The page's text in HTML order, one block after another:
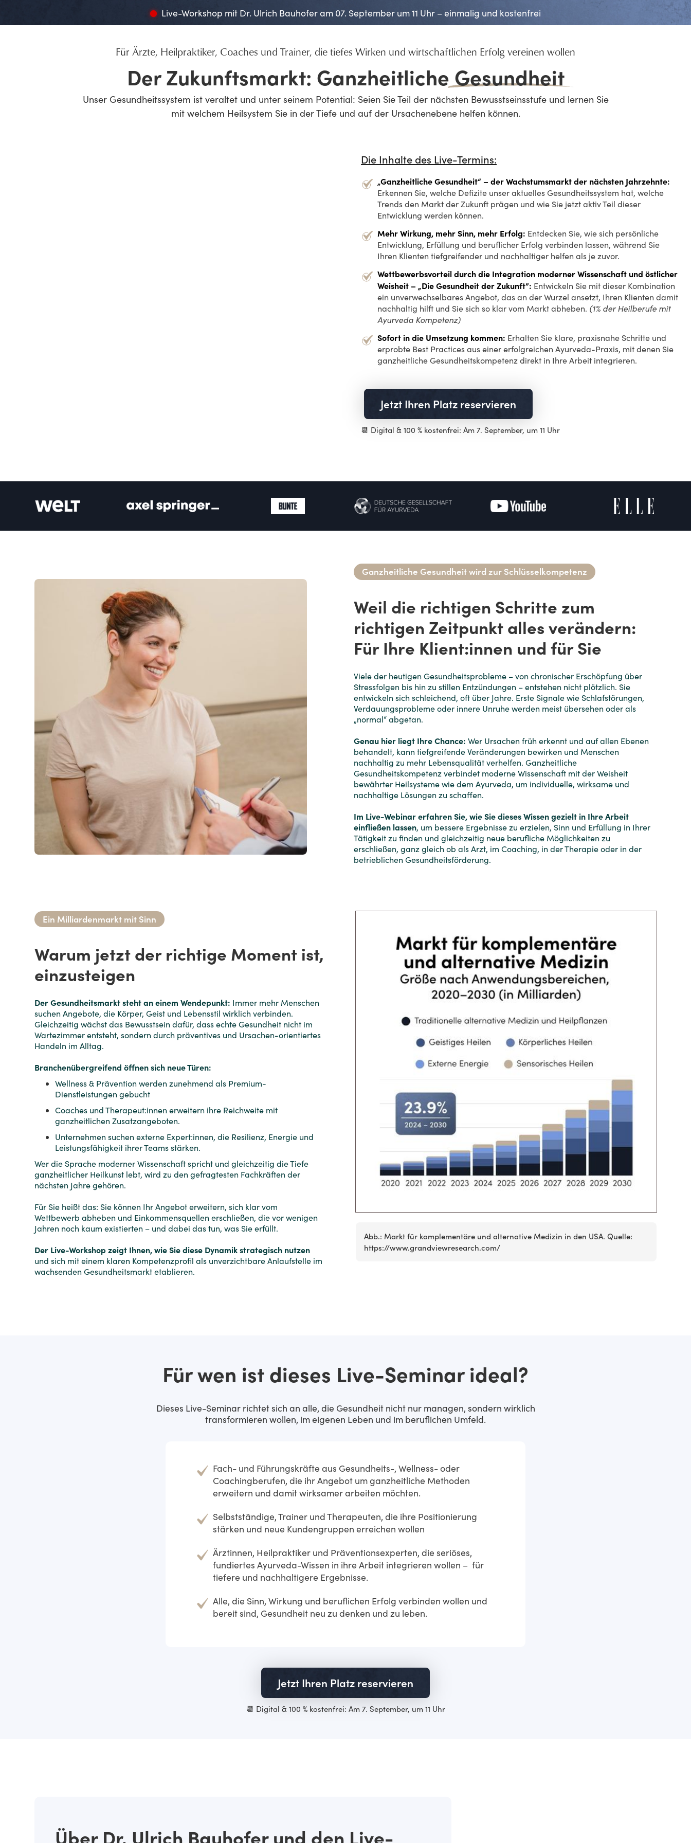
Live-Workshop mit Dr. Ulrich Bauhofer am 07. September um 11 Uhr – einmalig und kostenfrei
Für Ärzte, Heilpraktiker, Coaches und Trainer, die tiefes Wirken und wirtschaftlichen Erfolg vereinen wollen
Der Zukunftsmarkt: Ganzheitliche Gesundheit
Unser Gesundheitssystem ist veraltet und unter seinem Potential: Seien Sie Teil der nächsten Bewusstseinsstufe und lernen Sie
mit welchem Heilsystem Sie in der Tiefe und auf der Ursachenebene helfen können.
Die Inhalte des Live-Termins:
„Ganzheitliche Gesundheit“ – der Wachstumsmarkt der nächsten Jahrzehnte:
Erkennen Sie, welche Defizite unser aktuelles Gesundheitssystem hat, welche
Trends den Markt der Zukunft prägen und wie Sie jetzt aktiv Teil dieser
Entwicklung werden können.
Mehr Wirkung, mehr Sinn, mehr Erfolg: Entdecken Sie, wie sich persönliche
Entwicklung, Erfüllung und beruflicher Erfolg verbinden lassen, während Sie
Ihren Klienten tiefgreifender und nachhaltiger helfen als je zuvor.
Wettbewerbsvorteil durch die Integration moderner Wissenschaft und östlicher
Weisheit – „Die Gesundheit der Zukunft”: Entwickeln Sie mit dieser Kombination
ein unverwechselbares Angebot, das an der Wurzel ansetzt, Ihren Klienten damit
nachhaltig hilft und Sie sich so klar vom Markt abheben. (1% der Heilberufe mit
Ayurveda Kompetenz)
Sofort in die Umsetzung kommen: Erhalten Sie klare, praxisnahe Schritte und
erprobte Best Practices aus einer erfolgreichen Ayurveda-Praxis, mit denen Sie
ganzheitliche Gesundheitskompetenz direkt in Ihre Arbeit integrieren.
Jetzt Ihren Platz reservieren
📆 Digital & 100 % kostenfrei: Am 7. September, um 11 Uhr
Ganzheitliche Gesundheit wird zur Schlüsselkompetenz
Weil die richtigen Schritte zum
richtigen Zeitpunkt alles verändern:
Für Ihre Klient:innen und für Sie
Viele der heutigen Gesundheitsprobleme – von chronischer Erschöpfung über
Stressfolgen bis hin zu stillen Entzündungen – entstehen nicht plötzlich. Sie
entwickeln sich schleichend, oft über Jahre. Erste Signale wie Schlafstörungen,
Verdauungsprobleme oder innere Unruhe werden meist übersehen oder als
„normal“ abgetan.
Genau hier liegt Ihre Chance: Wer Ursachen früh erkennt und auf allen Ebenen
behandelt, kann tiefgreifende Veränderungen bewirken und Menschen
nachhaltig zu mehr Lebensqualität verhelfen. Ganzheitliche
Gesundheitskompetenz verbindet moderne Wissenschaft mit der Weisheit
bewährter Heilsysteme wie dem Ayurveda, um individuelle, wirksame und
nachhaltige Lösungen zu schaffen.
Im Live-Webinar erfahren Sie, wie Sie dieses Wissen gezielt in Ihre Arbeit
einfließen lassen, um bessere Ergebnisse zu erzielen, Sinn und Erfüllung in Ihrer
Tätigkeit zu finden und gleichzeitig neue berufliche Möglichkeiten zu
erschließen, ganz gleich ob als Arzt, im Coaching, in der Therapie oder in der
betrieblichen Gesundheitsförderung.
Ein Milliardenmarkt mit Sinn
Warum jetzt der richtige Moment ist,
einzusteigen
Der Gesundheitsmarkt steht an einem Wendepunkt: Immer mehr Menschen
suchen Angebote, die Körper, Geist und Lebensstil wirklich verbinden.
Gleichzeitig wächst das Bewusstsein dafür, dass echte Gesundheit nicht im
Wartezimmer entsteht, sondern durch präventives und Ursachen-orientiertes
Handeln im Alltag.
Branchenübergreifend öffnen sich neue Türen:
Wellness & Prävention werden zunehmend als Premium-
Dienstleistungen gebucht
Coaches und Therapeut:innen erweitern ihre Reichweite mit
ganzheitlichen Zusatzangeboten.
Unternehmen suchen externe Expert:innen, die Resilienz, Energie und
Leistungsfähigkeit ihrer Teams stärken.
Wer die Sprache moderner Wissenschaft spricht und gleichzeitig die Tiefe
ganzheitlicher Heilkunst lebt, wird zu den gefragtesten Fachkräften der
nächsten Jahre gehören.
Für Sie heißt das: Sie können Ihr Angebot erweitern, sich klar vom
Wettbewerb abheben und Einkommensquellen erschließen, die vor wenigen
Jahren noch kaum existierten – und dabei das tun, was Sie erfüllt.
Der Live-Workshop zeigt Ihnen, wie Sie diese Dynamik strategisch nutzen
und sich mit einem klaren Kompetenzprofil als unverzichtbare Anlaufstelle im
wachsenden Gesundheitsmarkt etablieren.
Abb.: Markt für komplementäre und alternative Medizin in den USA. Quelle:
https://www.grandviewresearch.com/
Für wen ist dieses Live-Seminar ideal?
Dieses Live-Seminar richtet sich an alle, die Gesundheit nicht nur managen, sondern wirklich
transformieren wollen, im eigenen Leben und im beruflichen Umfeld.
Fach- und Führungskräfte aus Gesundheits-, Wellness- oder
Coachingberufen, die ihr Angebot um ganzheitliche Methoden
erweitern und damit wirksamer arbeiten möchten.
Selbstständige, Trainer und Therapeuten, die ihre Positionierung
stärken und neue Kundengruppen erreichen wollen
Ärztinnen, Heilpraktiker und Präventionsexperten, die seriöses,
fundiertes Ayurveda-Wissen in ihre Arbeit integrieren wollen – für
tiefere und nachhaltigere Ergebnisse.
Alle, die Sinn, Wirkung und beruflichen Erfolg verbinden wollen und
bereit sind, Gesundheit neu zu denken und zu leben.
Jetzt Ihren Platz reservieren
📆 Digital & 100 % kostenfrei: Am 7. September, um 11 Uhr
Über Dr. Ulrich Bauhofer und den Live-